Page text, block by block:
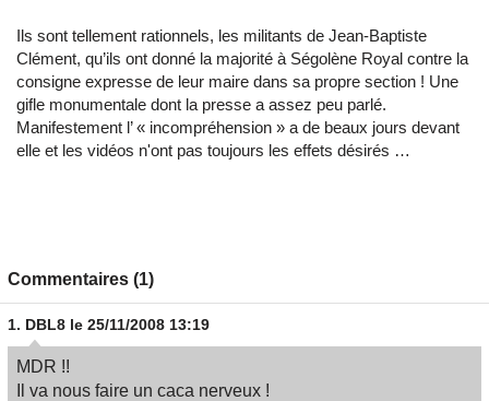
Ils sont tellement rationnels, les militants de Jean-Baptiste
Clément, qu’ils ont donné la majorité à Ségolène Royal contre la
consigne expresse de leur maire dans sa propre section ! Une
gifle monumentale dont la presse a assez peu parlé.
Manifestement l’ « incompréhension » a de beaux jours devant
elle et les vidéos n'ont pas toujours les effets désirés …
Commentaires (1)
1. DBL8 le 25/11/2008 13:19
MDR !!
Il va nous faire un caca nerveux !